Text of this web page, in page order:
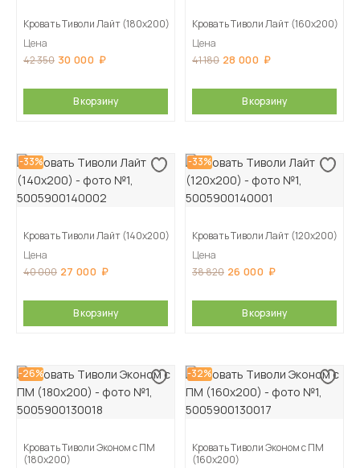
Кровать Тиволи Лайт (180х200)
Цена
42 350 30 000
В корзину
Кровать Тиволи Лайт (160х200)
Цена
41 180 28 000
В корзину
-33%
Кровать Тиволи Лайт (140х200)
Цена
40 000 27 000
В корзину
-33%
Кровать Тиволи Лайт (120х200)
Цена
38 820 26 000
В корзину
-26%
Кровать Тиволи Эконом с ПМ
(180х200)
-32%
Кровать Тиволи Эконом с ПМ
(160х200)